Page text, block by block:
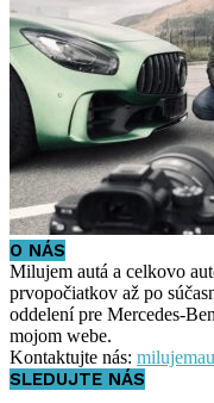
O NÁS
Milujem autá a celkovo
prvopočiatkov až po
oddelení pre Mercedes-
mojom webe.
Kontaktujte nás:
SLEDUJTE NÁS